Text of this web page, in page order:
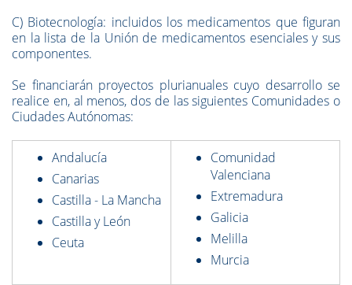
C) Biotecnología: incluidos los medicamentos que figuran
en la lista de la Unión de medicamentos esenciales y sus
componentes.
Se financiarán proyectos plurianuales cuyo desarrollo se
realice en, al menos, dos de las siguientes Comunidades o
Ciudades Autónomas:
Andalucía
Canarias
Castilla - La Mancha
Castilla y León
Ceuta
Comunidad
Valenciana
Extremadura
Galicia
Melilla
Murcia